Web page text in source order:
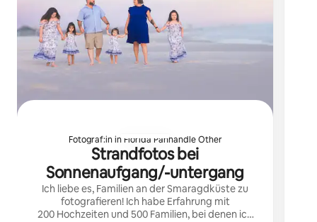
Fotograf:in in Florida Panhandle Other
Strandfotos bei
Sonnenaufgang/-untergang
Ich liebe es, Familien an der Smaragdküste zu
fotografieren! Ich habe Erfahrung mit
200 Hochzeiten und 500 Familien, bei denen ich